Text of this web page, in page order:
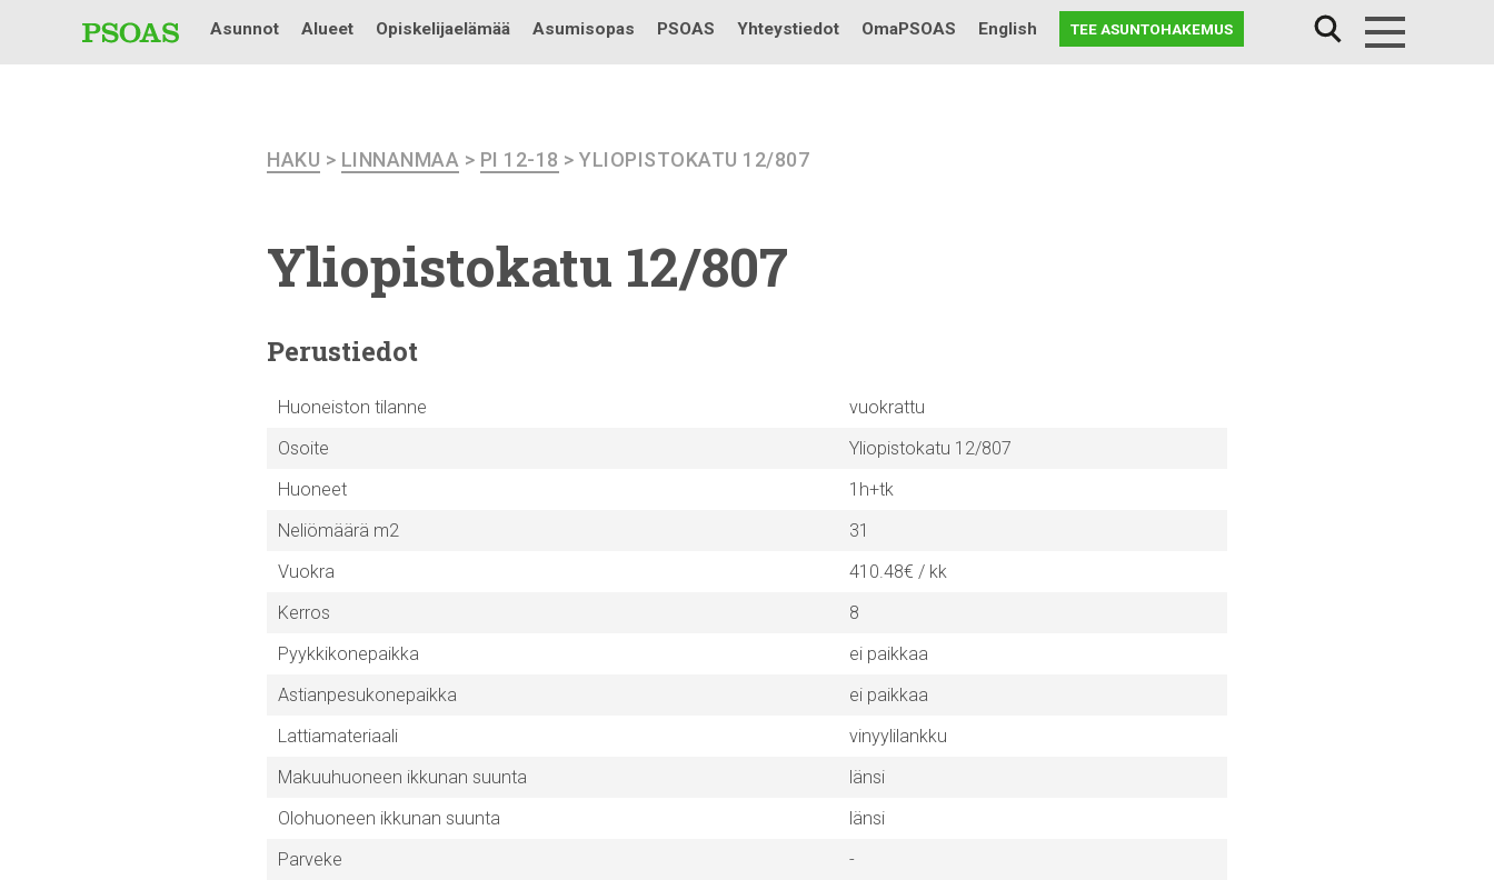
Testi
Asunnot Alueet Opiskelijaelämää Asumisopas PSOAS Yhteystiedot OmaPSOAS English TEE ASUNTOHAKEMUS
HAKU > LINNANMAA > PI 12-18 > YLIOPISTOKATU 12/807
Yliopistokatu 12/807
Perustiedot
Huoneiston tilanne
vuokrattu
Osoite
Yliopistokatu 12/807
Huoneet
1h+tk
Neliömäärä m2
31
Vuokra
410.48€ / kk
Kerros
8
Pyykkikonepaikka
ei paikkaa
Astianpesukonepaikka
ei paikkaa
Lattiamateriaali
vinyylilankku
Makuuhuoneen ikkunan suunta
länsi
Olohuoneen ikkunan suunta
länsi
Parveke
-